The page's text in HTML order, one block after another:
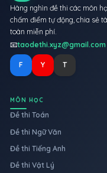
Hàng nghìn đề thi các môn
chấm điểm tự động, chia sẻ
toàn miễn phí.
📧taodethi.xyz@gmail.com
F Y T
MÔN HỌC
Đề thi Toán
Đề thi Ngữ Văn
Đề thi Tiếng Anh
Đề thi Vật Lý